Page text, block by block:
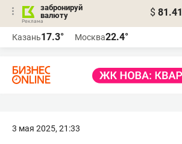
забронируй
валюту
$ 81.41
Казань17.3° Москва22.4°
3 мая 2025, 21:33